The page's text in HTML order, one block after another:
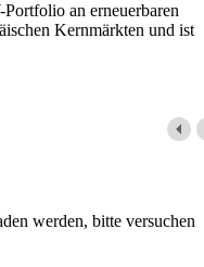
an erneuerbaren
Kernmärkten und ist
werden, bitte versuchen